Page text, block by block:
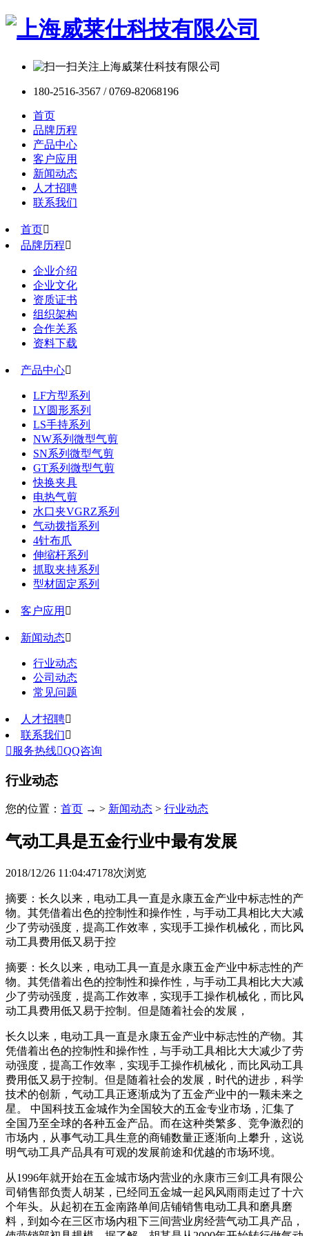
180-2516-3567 / 0769-82068196
首页
品牌历程
产品中心
客户应用
新闻动态
人才招聘
联系我们
首页
品牌历程
企业介绍
企业文化
资质证书
组织架构
合作关系
资料下载
产品中心
LF方型系列
LY圆形系列
LS手持系列
NW系列微型气剪
SN系列微型气剪
GT系列微型气剪
快换夹具
电热气剪
水口夹VGRZ系列
气动拨指系列
4针布爪
伸缩杆系列
抓取夹持系列
型材固定系列
客户应用 
新闻动态
行业动态
公司动态
常见问题
人才招聘
联系我们
 服务热线QQ咨询
行业动态
您的位置： 首页 → > 新闻动态 > 行业动态
气动工具是五金行业中最有发展
2018/12/26 11:04:47178次浏览
摘要：长久以来，电动工具一直是永康五金产业中标志性的产
物。其凭借着出色的控制性和操作性，与手动工具相比大大减
少了劳动强度，提高工作效率，实现手工操作机械化，而比风
动工具费用低又易于控
摘要：长久以来，电动工具一直是永康五金产业中标志性的产
物。其凭借着出色的控制性和操作性，与手动工具相比大大减
少了劳动强度，提高工作效率，实现手工操作机械化，而比风
动工具费用低又易于控制。但是随着社会的发展，
长久以来，电动工具一直是永康五金产业中标志性的产物。其
凭借着出色的控制性和操作性，与手动工具相比大大减少了劳
动强度，提高工作效率，实现手工操作机械化，而比风动工具
费用低又易于控制。但是随着社会的发展，时代的进步，科学
技术的创新，气动工具正逐渐成为了五金产业中的一颗未来之
星。 中国科技五金城作为全国较大的五金专业市场，汇集了
全国乃至全球的各种五金产品。而在这种类繁多、竞争激烈的
市场内，从事气动工具生意的商铺数量正逐渐向上攀升，这说
明气动工具产品具有可观的发展前途和优越的市场环境。
从1996年就开始在五金城市场内营业的永康市三剑工具有限公
司销售部负责人胡某，已经同五金城一起风风雨雨走过了十六
个年头。从起初在五金南路单间店铺销售电动工具和磨具磨
料，到如今在三区市场内租下三间营业房经营气动工具产品，